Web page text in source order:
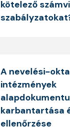
kötelező
A nevelési-
intézmények
karbantartása
ellenőrzése